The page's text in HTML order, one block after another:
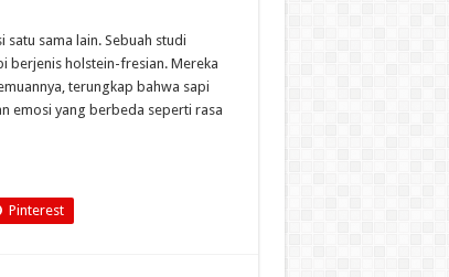
satu sama lain. Sebuah studi
berjenis holstein-fresian. Mereka
terungkap bahwa sapi
emosi yang berbeda seperti rasa
Pinterest